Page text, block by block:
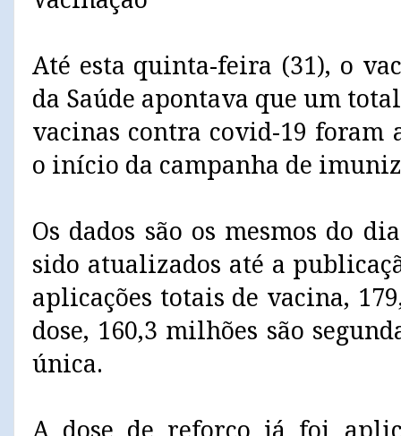
Até esta quinta-feira (31), o
da Saúde apontava que um
vacinas contra covid-19 foram
o início da campanha de
Os dados são os mesmos do
sido atualizados até a
aplicações totais de vacina,
dose, 160,3 milhões são
única.
A dose de reforço já foi